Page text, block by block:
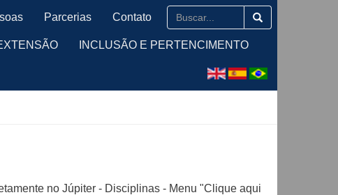
INCLUSÃO E PERTENCIMENTO
Parcerias Contato
no Júpiter - Disciplinas - Menu "Clique aqui